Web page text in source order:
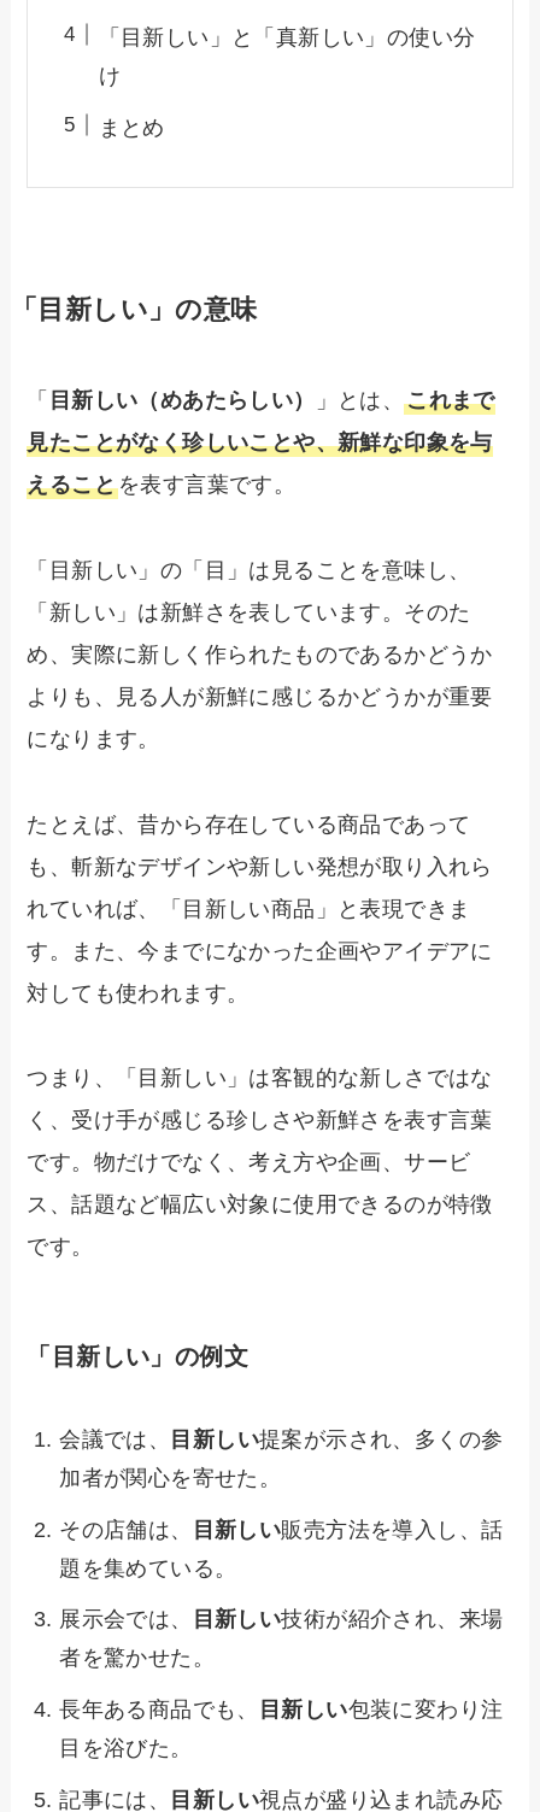
「目新しい」と「真新しい」の使い分
け
まとめ
「目新しい」の意味
「 目新しい（めあたらしい） 」とは、これまで
見たことがなく珍しいことや、新鮮な印象を与
えることを表す言葉です。
「目新しい」の「目」は見ることを意味し、
「新しい」は新鮮さを表しています。そのた
め、実際に新しく作られたものであるかどうか
よりも、見る人が新鮮に感じるかどうかが重要
になります。
たとえば、昔から存在している商品であって
も、斬新なデザインや新しい発想が取り入れら
れていれば、「目新しい商品」と表現できま
す。また、今までになかった企画やアイデアに
対しても使われます。
つまり、「目新しい」は客観的な新しさではな
く、受け手が感じる珍しさや新鮮さを表す言葉
です。物だけでなく、考え方や企画、サービ
ス、話題など幅広い対象に使用できるのが特徴
です。
「目新しい」の例文
会議では、 目新しい提案が示され、多くの参
加者が関心を寄せた。
その店舗は、 目新しい販売方法を導入し、話
題を集めている。
展示会では、 目新しい技術が紹介され、来場
者を驚かせた。
長年ある商品でも、 目新しい包装に変わり注
目を浴びた。
記事には、 目新しい視点が盛り込まれ読み応